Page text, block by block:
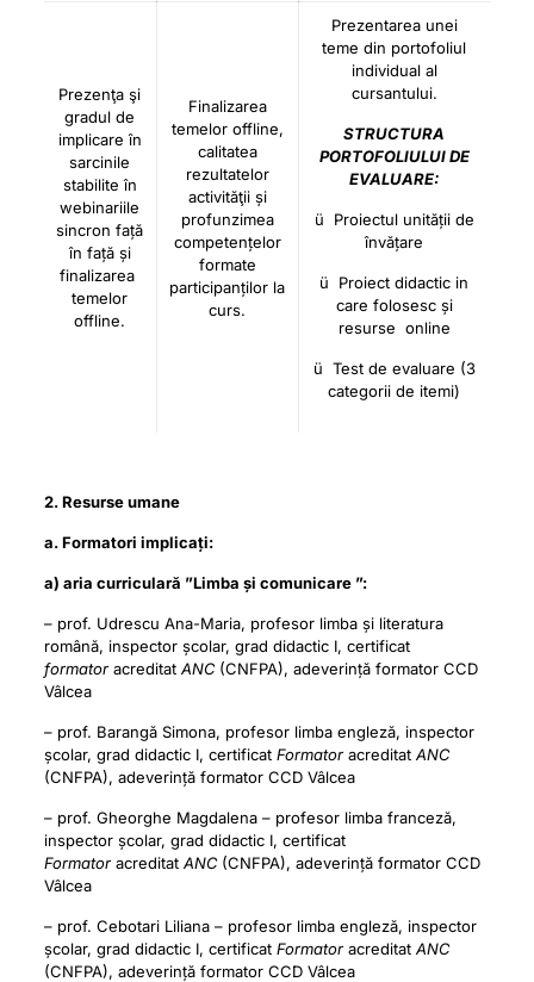
Prezenţa şi
gradul de
implicare în
sarcinile
stabilite în
webinariile
sincron față
în față și
finalizarea
temelor
offline.
Finalizarea
temelor offline,
calitatea
rezultatelor
activităţii și
profunzimea
competențelor
formate
participanților la
curs.
Prezentarea unei
teme din portofoliul
individual al
cursantului.
STRUCTURA
PORTOFOLIULUI DE
EVALUARE:
ü Proiectul unității de
învățare
ü Proiect didactic in
care folosesc și
resurse online
ü Test de evaluare (3
categorii de itemi)
2. Resurse umane
a. Formatori implicați:
a) aria curriculară ”Limba și comunicare ”:
– prof. Udrescu Ana-Maria, profesor limba și literatura
română, inspector școlar, grad didactic I, certificat
formatoracreditat ANC (CNFPA), adeverință formator CCD
Vâlcea
– prof. Barangă Simona, profesor limba engleză, inspector
școlar, grad didactic I, certificat Formatoracreditat ANC
(CNFPA), adeverință formator CCD Vâlcea
– prof. Gheorghe Magdalena – profesor limba franceză,
inspector școlar, grad didactic I, certificat
Formatoracreditat ANC (CNFPA), adeverință formator CCD
Vâlcea
– prof. Cebotari Liliana – profesor limba engleză, inspector
școlar, grad didactic I, certificat Formatoracreditat ANC
(CNFPA), adeverință formator CCD Vâlcea